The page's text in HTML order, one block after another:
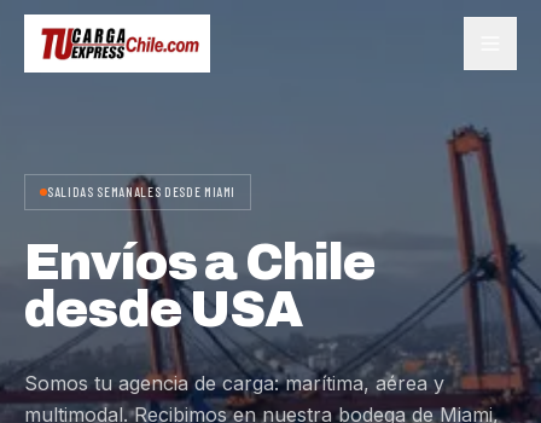
SALIDAS SEMANALES DESDE MIAMI
Envíos a Chile
desde USA
Somos tu agencia de carga: marítima, aérea y
multimodal. Recibimos en nuestra bodega de Miami,